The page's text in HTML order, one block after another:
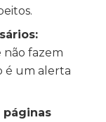
não fazem
é um alerta
páginas